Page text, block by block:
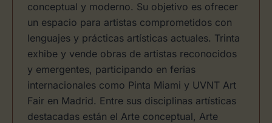
conceptual y moderno. Su objetivo es ofrecer
un espacio para artistas comprometidos con
lenguajes y prácticas artísticas actuales. Trinta
exhibe y vende obras de artistas reconocidos
y emergentes, participando en ferias
internacionales como Pinta Miami y UVNT Art
Fair en Madrid. Entre sus disciplinas artísticas
destacadas están el Arte conceptual, Arte